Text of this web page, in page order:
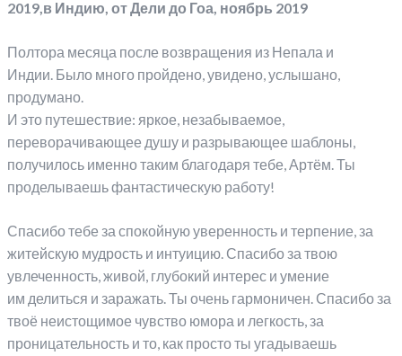
2019,в Индию, от Дели до Гоа, ноябрь 2019
Полтора месяца после возвращения из Непала и
Индии. Было много пройдено, увидено, услышано,
продумано.
И это путешествие: яркое, незабываемое,
переворачивающее душу и разрывающее шаблоны,
получилось именно таким благодаря тебе, Артём. Ты
проделываешь фантастическую работу!
Спасибо тебе за спокойную уверенность и терпение, за
житейскую мудрость и интуицию. Спасибо за твою
увлеченность, живой, глубокий интерес и умение
им делиться и заражать. Ты очень гармоничен. Спасибо за
твоё неистощимое чувство юмора и легкость, за
проницательность и то, как просто ты угадываешь